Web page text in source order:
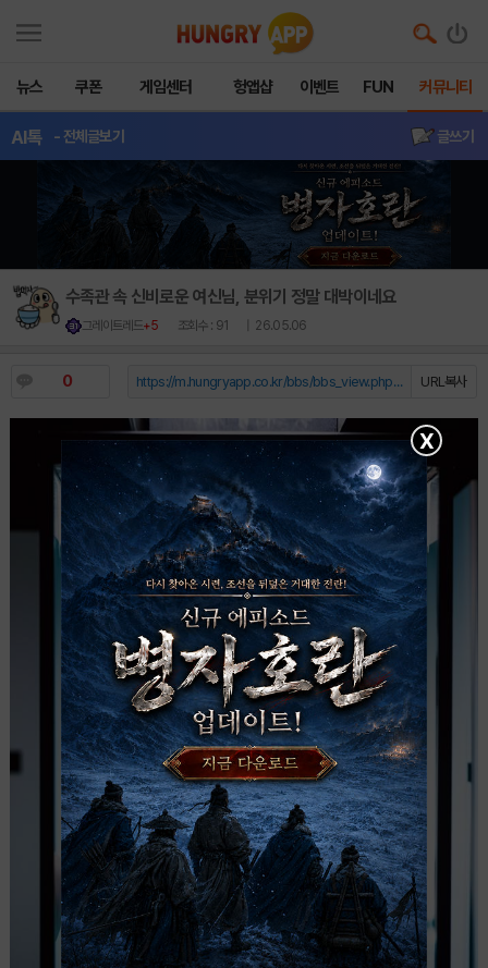
뉴스 쿠폰 게임센터 헝앱샵 이벤트 FUN 커뮤니티
AI톡 - 전체글보기 글쓰기
수족관 속 신비로운 여신님, 분위기 정말 대박이네요
그레이트레드+5 조회수 : 91 | 26.05.06
0 URL복사
https://m.hungryapp.co.kr/bbs/bbs_view.php?durl=Y...
X